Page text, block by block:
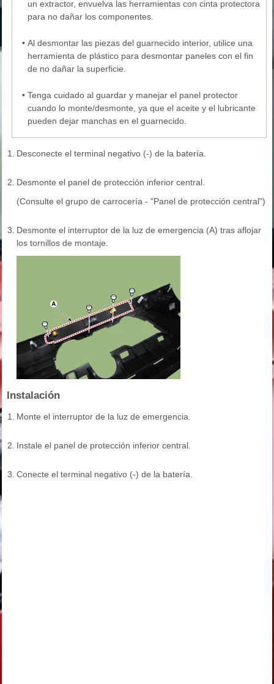
un extractor, envuelva las herramientas con cinta protectora
para no dañar los componentes.
• Al desmontar las piezas del guarnecido interior, utilice una
herramienta de plástico para desmontar paneles con el fin
de no dañar la superficie.
• Tenga cuidado al guardar y manejar el panel protector
cuando lo monte/desmonte, ya que el aceite y el lubricante
pueden dejar manchas en el guarnecido.
1. Desconecte el terminal negativo (-) de la batería.
2. Desmonte el panel de protección inferior central.
(Consulte el grupo de carrocería - "Panel de protección central")
3. Desmonte el interruptor de la luz de emergencia (A) tras aflojar
los tornillos de montaje.
Instalación
1. Monte el interruptor de la luz de emergencia.
2. Instale el panel de protección inferior central.
3. Conecte el terminal negativo (-) de la batería.